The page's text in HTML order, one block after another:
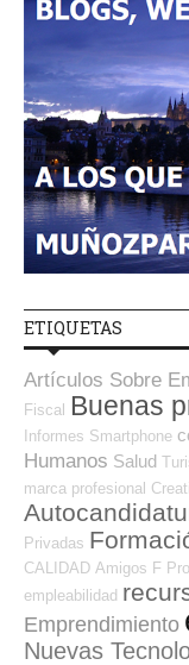
ETIQUETAS
Artículos Sobre
Fiscal
Buenas
Informes Smartphone
Humanos Salud
marca profesional
Privadas
CALIDAD Amigos F
empleabilidad
Emprendimiento
Nuevas